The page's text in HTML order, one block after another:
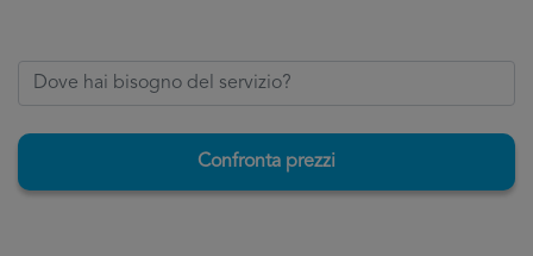
Confronta prezzi